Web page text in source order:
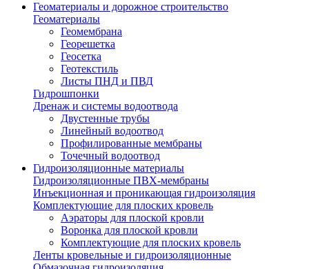
Геоматериалы и дорожное строительство
Геоматериалы
Геомембрана
Георешетка
Геосетка
Геотекстиль
Листы ПНД и ПВД
Гидрошпонки
Дренаж и системы водоотвода
Двустенные трубы
Линейный водоотвод
Профилированные мембраны
Точечный водоотвод
Гидроизоляционные материалы
Гидроизоляционные ПВХ-мембраны
Инъекционная и проникающая гидроизоляция
Комплектующие для плоских кровель
Аэраторы для плоской кровли
Воронка для плоской кровли
Комплектующие для плоских кровель
Ленты кровельные и гидроизоляционные